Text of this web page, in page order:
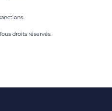
droits réservés.